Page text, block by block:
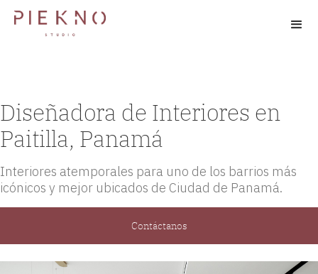
Diseñadora de Interiores en
Paitilla, Panamá
Interiores atemporales para uno de los barrios más
icónicos y mejor ubicados de Ciudad de Panamá.
Contáctanos